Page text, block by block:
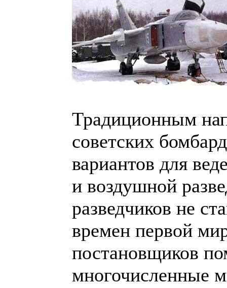
Традиционным
советских
вариантов для
и воздушной
разведчиков не
времен первой
постановщиков
многочисленные